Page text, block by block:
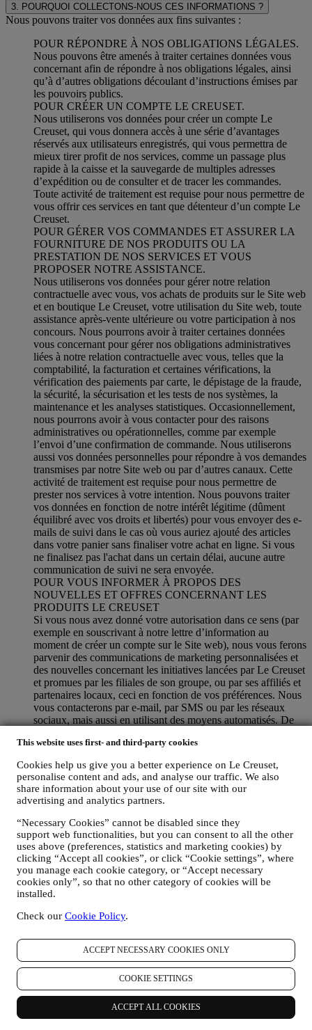
This website uses first- and third-party cookies
Cookies help us give you a better experience on Le Creuset,
personalise content and ads, and analyse our traffic. We also
share information about your use of our site with our
advertising and analytics partners.
“Necessary Cookies” cannot be disabled since they
support web functionalities, but you can consent to all the other
uses above (preferences, statistics and marketing cookies) by
clicking “Accept all cookies”, or click “Cookie settings”, where
you manage each cookie category, or “Accept necessary
cookies only”, so that no other category of cookies will be
installed.
Check our Cookie Policy.
ACCEPT NECESSARY COOKIES ONLY
COOKIE SETTINGS
ACCEPT ALL COOKIES
3. POURQUOI COLLECTONS-NOUS CES INFORMATIONS ?
Nous pouvons traiter vos données aux fins suivantes :
POUR RÉPONDRE À NOS OBLIGATIONS LÉGALES.
Nous pouvons être amenés à traiter certaines données vous
concernant afin de répondre à nos obligations légales, ainsi
qu’à d’autres obligations découlant d’instructions émises par
les pouvoirs publics.
POUR CRÉER UN COMPTE LE CREUSET.
Nous utiliserons vos données pour créer un compte Le
Creuset, qui vous donnera accès à une série d’avantages
réservés aux utilisateurs enregistrés, qui vous permettra de
mieux tirer profit de nos services, comme un passage plus
rapide à la caisse et la sauvegarde de multiples adresses
d’expédition ou de consulter et de tracer les commandes.
Toute activité de traitement est requise pour nous permettre de
vous offrir ces services en tant que détenteur d’un compte Le
Creuset.
POUR GÉRER VOS COMMANDES ET ASSURER LA
FOURNITURE DE NOS PRODUITS OU LA
PRESTATION DE NOS SERVICES ET VOUS
PROPOSER NOTRE ASSISTANCE.
Nous utiliserons vos données pour gérer notre relation
contractuelle avec vous, vos achats de produits sur le Site web
et en boutique Le Creuset, votre utilisation du Site web, toute
assistance après-vente ultérieure ou votre participation à nos
concours. Nous pourrons avoir à traiter certaines données
vous concernant pour gérer nos obligations administratives
liées à notre relation contractuelle avec vous, telles que la
comptabilité, la facturation et certaines vérifications, la
vérification des paiements par carte, le dépistage de la fraude,
la sécurité, la sécurisation et les tests de nos systèmes, la
maintenance et les analyses statistiques. Occasionnellement,
nous pourrons avoir à vous contacter pour des raisons
administratives ou opérationnelles, comme par exemple
l’envoi d’une confirmation de commande. Nous utiliserons
aussi vos données personnelles pour répondre à vos demandes
transmises par notre Site web ou par d’autres canaux. Cette
activité de traitement est requise pour nous permettre de
prester nos services à votre intention. Nous pouvons traiter
vos données en fonction de notre intérêt légitime (dûment
équilibré avec vos droits et libertés) pour vous envoyer des e-
mails de suivi dans le cas où vous auriez ajouté des articles
dans votre panier sans finaliser votre achat en ligne. Si vous
ne finalisez pas l'achat dans un certain délai, aucune autre
communication de suivi ne sera envoyée.
POUR VOUS INFORMER À PROPOS DES
NOUVELLES ET OFFRES CONCERNANT LES
PRODUITS LE CREUSET
Si vous nous avez donné votre autorisation dans ce sens (par
exemple en souscrivant à notre lettre d’information au
moment de créer un compte sur le Site web), nous vous ferons
parvenir des communications de marketing personnalisées et
des nouvelles concernant les initiatives lancées par Le Creuset
et promues par les filiales de son groupe, ou par ses affiliés et
partenaires locaux, ceci en fonction de vos préférences. Nous
vous contacterons par e-mail, par SMS ou par les réseaux
sociaux, mais aussi en utilisant des moyens automatisés. De
aux ouvertures de nouveaux magasins, aux événements
Le Creuset ou à des offres spéciales qui pourraient vous
intéresser. Ces communications pourront être sélectionnées ou
rédigées spécialement à votre intention, sur base de données
vous concernant, telles que votre situation géographique,
l’historique de vos achats ou vos préférences en ce qui
concerne nos produits. Nous utiliserons ces données pour
mieux cerner vos centres d’intérêt. Ceci nous permettra de
personnaliser nos communications afin de les rendre plus
pertinentes et intéressantes. Il n’y aura aucun autre effet. Nous
collectons aussi des données statistiques concernant
l’ouverture des e-mails et les clics, utilisant à cet effet des
monitoring de nos lettres d’information. Ce traitement est basé
marketing personnalisées. Ce choix de participation peut être
cochant la case appropriée.
Vous pouvez cesser de recevoir nos communications
marketing à tout moment, gratuitement, en utilisant les
méthodes indiquées dans chaque communication (par